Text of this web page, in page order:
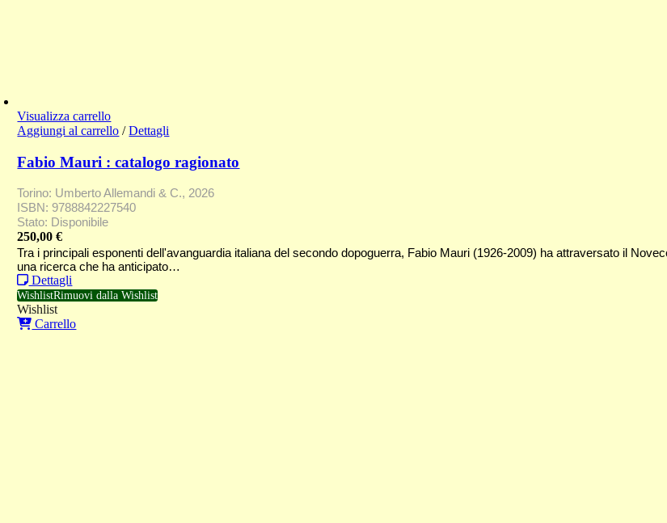
Visualizza carrello
Aggiungi al carrello / Dettagli
Fabio Mauri : catalogo ragionato
Torino: Umberto Allemandi & C., 2026
ISBN: 9788842227540
Stato: Disponibile
250,00€
Tra i principali esponenti dell'avanguardia italiana del secondo dopoguerra, Fabio Mauri (1926-2009) ha attraversato il
una ricerca che ha anticipato…
Dettagli
WishlistRimuovi dalla Wishlist
Wishlist
Carrello